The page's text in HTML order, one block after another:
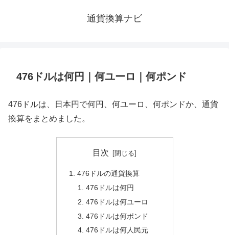
通貨換算ナビ
476ドルは何円｜何ユーロ｜何ポンド
476ドルは、日本円で何円、何ユーロ、何ポンドか、通貨
換算をまとめました。
目次
476ドルの通貨換算
476ドルは何円
476ドルは何ユーロ
476ドルは何ポンド
476ドルは何人民元